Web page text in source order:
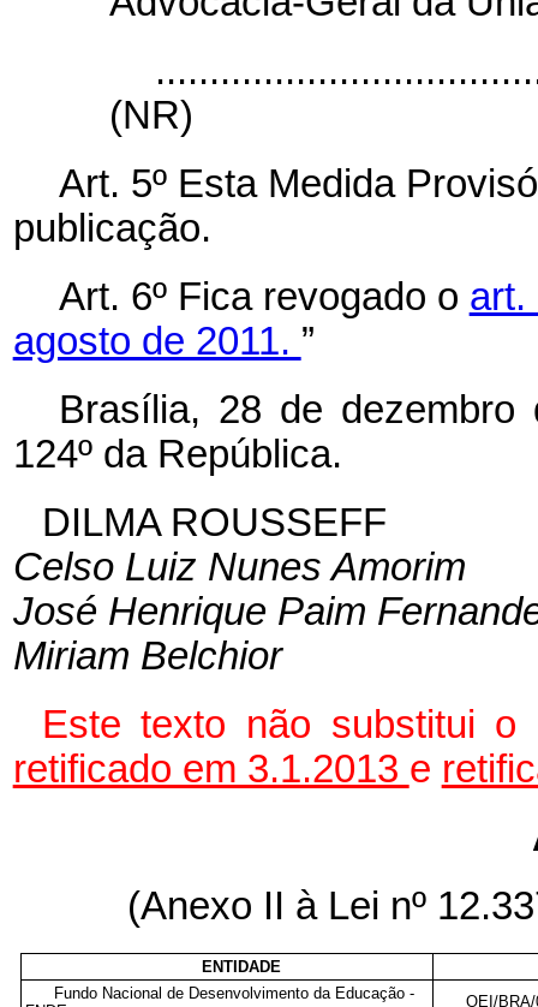
(NR)
Art. 5º Esta Medida
publicação.
Art. 6º Fica revogado o art.
agosto de 2011. ”
Brasília, 28 de dezembro
124º da República.
DILMA ROUSSEFF
Celso Luiz Nunes Amorim
José Henrique Paim
Miriam Belchior
Este texto não substitui o
retificado em 3.1.2013 e
(Anexo II à Lei nº
ENTIDADE
Fundo Nacional de Desenvolvimento da Educação -
OEI/